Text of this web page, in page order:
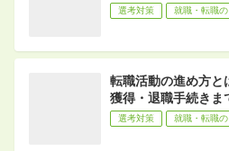
選考対策 就職・転職
転職活動の進め方と
獲得・退職手続きま
選考対策 就職・転職